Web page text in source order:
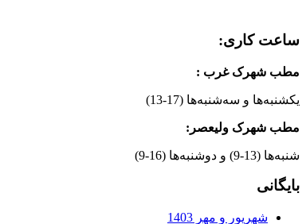
ساعت کاری:
مطب شهرک غرب :
یکشنبه‌ها و سه‌شنبه‌ها (17-13)
مطب شهرک ولیعصر:
شنبه‌ها (13-9) و دوشنبه‌ها (16-9)
بایگانی
شهریور و مهر 1403